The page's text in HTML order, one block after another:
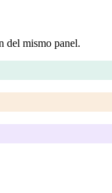
del mismo panel.